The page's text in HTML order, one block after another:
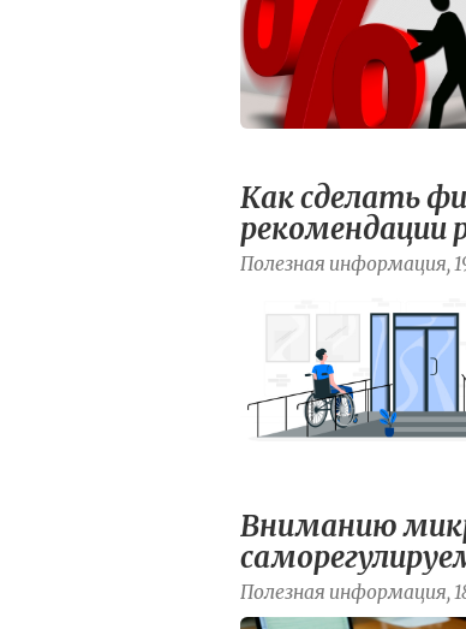
Как сделать
рекомендации
Полезная информация,
Вниманию
Полезная информация,